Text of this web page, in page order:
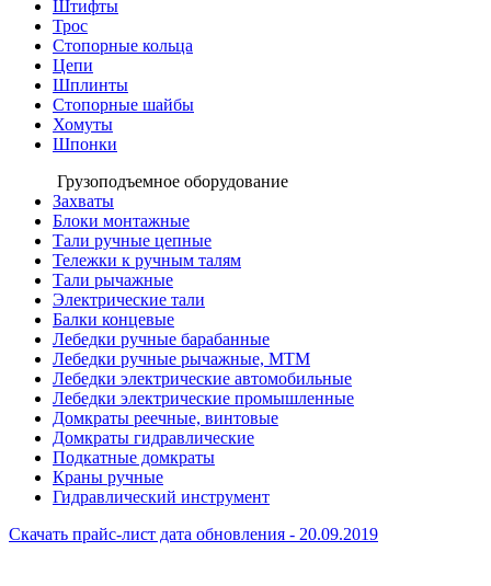
Штифты
Трос
Стопорные кольца
Цепи
Шплинты
Стопорные шайбы
Хомуты
Шпонки
Грузоподъемное оборудование
Захваты
Блоки монтажные
Тали ручные цепные
Тележки к ручным талям
Тали рычажные
Электрические тали
Балки концевые
Лебедки ручные барабанные
Лебедки ручные рычажные, МТМ
Лебедки электрические автомобильные
Лебедки электрические промышленные
Домкраты реечные, винтовые
Домкраты гидравлические
Подкатные домкраты
Краны ручные
Гидравлический инструмент
Скачать прайс-лист дата обновления - 20.09.2019